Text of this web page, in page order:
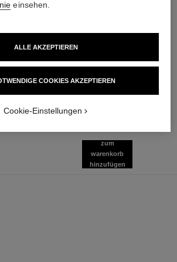
–
2-in-1 Reinigungsgel
Ref. 107970
62 €
zum
warenkorb
hinzufügen
einsehen.
COOKIES AKZEPTIEREN
ALLE AKZEPTIEREN
Cookie-Einstellungen